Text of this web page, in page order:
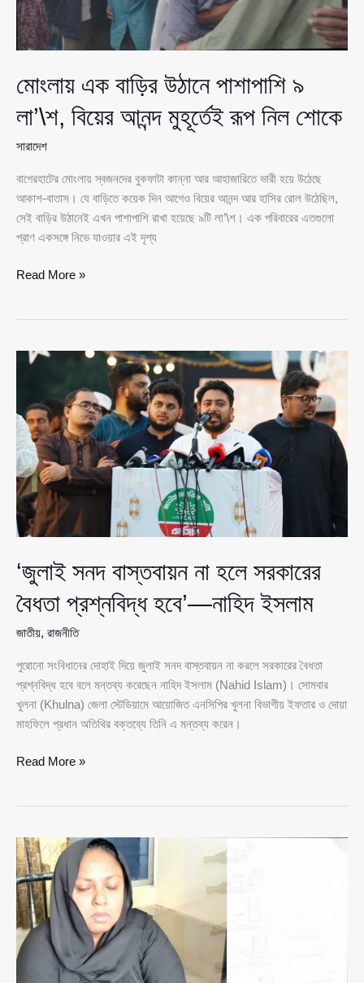
মোংলায় এক বাড়ির উঠানে পাশাপাশি ৯
লা’\শ, বিয়ের আনন্দ মুহূর্তেই রূপ নিল শোকে
সারাদেশ
বাগেরহাটের মোংলায় স্বজনদের বুকফাটা কান্না আর আহাজারিতে ভারী হয়ে উঠেছে
আকাশ-বাতাস। যে বাড়িতে কয়েক দিন আগেও বিয়ের আনন্দ আর হাসির রোল উঠেছিল,
সেই বাড়ির উঠানেই এখন পাশাপাশি রাখা হয়েছে ৯টি লা’\শ। এক পরিবারের এতগুলো
প্রাণ একসঙ্গে নিভে যাওয়ার এই দৃশ্য
মোংলায়
পাশাপাশি
বিয়ের
আনন্দ
মুহূর্তেই
রূপ
নিল
শোকে
Read More »
‘জুলাই সনদ বাস্তবায়ন না হলে সরকারের
বৈধতা প্রশ্নবিদ্ধ হবে’—নাহিদ ইসলাম
জাতীয়, রাজনীতি
পুরোনো সংবিধানের দোহাই দিয়ে জুলাই সনদ বাস্তবায়ন না করলে সরকারের বৈধতা
প্রশ্নবিদ্ধ হবে বলে মন্তব্য করেছেন নাহিদ ইসলাম (Nahid Islam)। সোমবার
খুলনা (Khulna) জেলা স্টেডিয়ামে আয়োজিত এনসিপির খুলনা বিভাগীয় ইফতার ও দোয়া
মাহফিলে প্রধান অতিথির বক্তব্যে তিনি এ মন্তব্য করেন।
‘জুলাই
হলে
সরকারের
বৈধতা
প্রশ্নবিদ্ধ
হবে’—
নাহিদ
ইসলাম
Read More »